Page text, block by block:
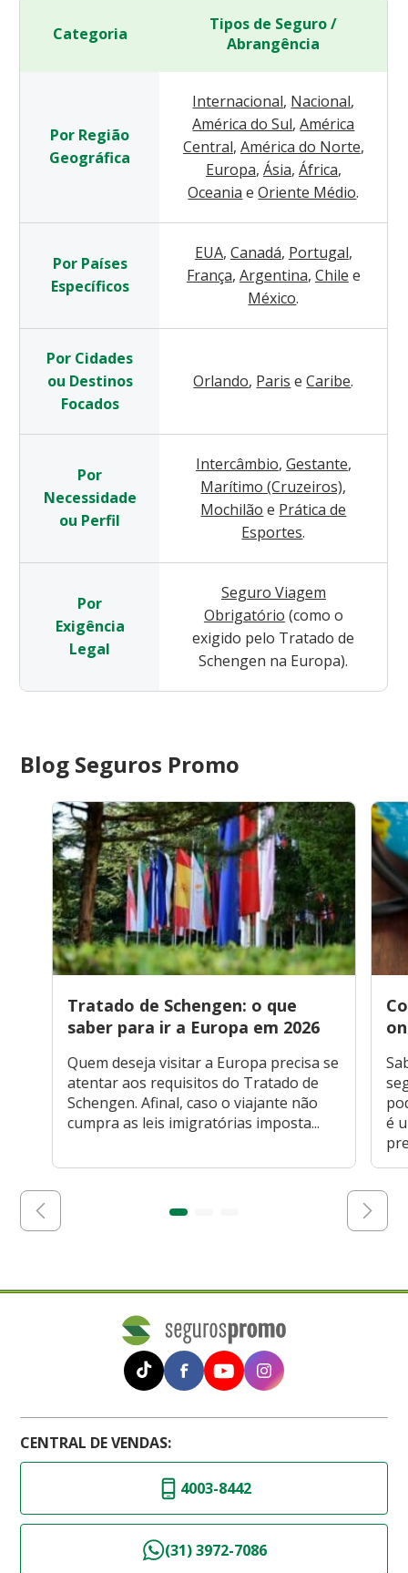
Categoria
Tipos de Seguro /
Abrangência
Por Região
Geográfica
Internacional, Nacional,
América do Sul, América
Central, América do Norte,
Europa, Ásia, África,
Oceania e Oriente Médio.
Por Países
Específicos
EUA, Canadá, Portugal,
França, Argentina, Chile e
México.
Por Cidades
ou Destinos
Focados
Orlando, Paris e Caribe.
Por
Necessidade
ou Perfil
Intercâmbio, Gestante,
Marítimo (Cruzeiros),
Mochilão e Prática de
Esportes.
Por
Exigência
Legal
Seguro Viagem
Obrigatório (como o
exigido pelo Tratado de
Schengen na Europa).
Blog Seguros Promo
Tratado de Schengen: o que
saber para ir a Europa em 2026
Quem deseja visitar a Europa precisa se
atentar aos requisitos do Tratado de
Schengen. Afinal, caso o viajante não
cumpra as leis imigratórias imposta...
é
CENTRAL DE VENDAS:
4003-8442
(31) 3972-7086